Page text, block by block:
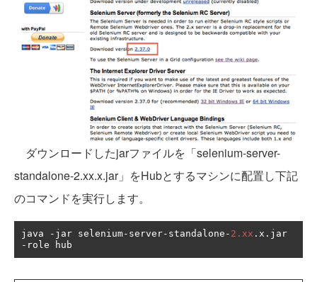
ダウンロードしたjarファイルを「selenium-server-
standalone-2.xx.x.jar」をHubとするマシンに配置し下記
のコマンドを実行します。
java - jar selenium- server- standalone - 2.xx . x .
- role hub